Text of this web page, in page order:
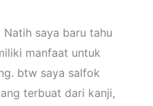
saya baru tahu
manfaat untuk
btw saya salfok
terbuat dari kanji,